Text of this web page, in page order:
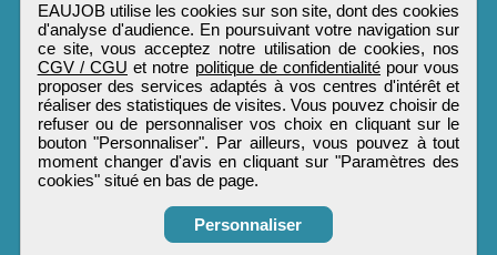
EAUJOB utilise les cookies sur son site, dont des cookies
d'analyse d'audience. En poursuivant votre navigation sur
ce site, vous acceptez notre utilisation de cookies, nos
CGV / CGU et notre politique de confidentialité pour vous
proposer des services adaptés à vos centres d'intérêt et
réaliser des statistiques de visites. Vous pouvez choisir de
refuser ou de personnaliser vos choix en cliquant sur le
bouton "Personnaliser". Par ailleurs, vous pouvez à tout
moment changer d'avis en cliquant sur "Paramètres des
cookies" situé en bas de page.
Personnaliser